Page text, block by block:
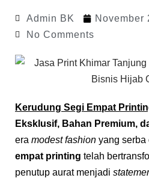
Admin BK
November
No Comments
Kerudung Segi Empat
Eksklusif, Bahan Premium,
era modest fashion yang serba
empat printing telah
penutup aurat menjadi